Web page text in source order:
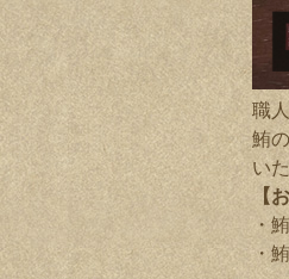
職
鮪
い
【
・
・